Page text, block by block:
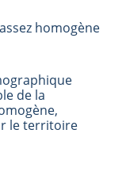
homogène
de la
le territoire